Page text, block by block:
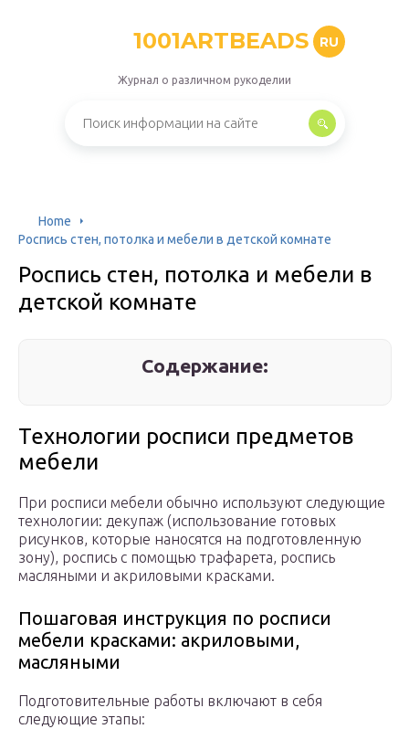
1001ARTBEADS RU
Журнал о различном рукоделии
Home
Роспись стен, потолка и мебели в детской комнате
Роспись стен, потолка и мебели в
детской комнате
Содержание:
Технологии росписи предметов
мебели
При росписи мебели обычно используют следующие
технологии: декупаж (использование готовых
рисунков, которые наносятся на подготовленную
зону), роспись с помощью трафарета, роспись
масляными и акриловыми красками.
Пошаговая инструкция по росписи
мебели красками: акриловыми,
масляными
Подготовительные работы включают в себя
следующие этапы: